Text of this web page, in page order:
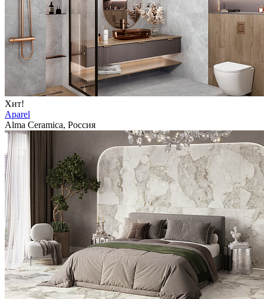
Хит!
Aparel
Alma Ceramica, Россия